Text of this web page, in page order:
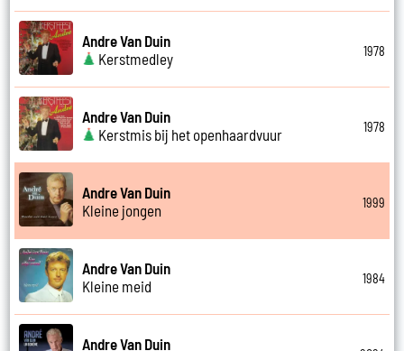
Andre Van Duin
Kerstmedley
1978
Andre Van Duin
Kerstmis bij het openhaardvuur
1978
Andre Van Duin
Kleine jongen
1999
Andre Van Duin
Kleine meid
1984
Andre Van Duin